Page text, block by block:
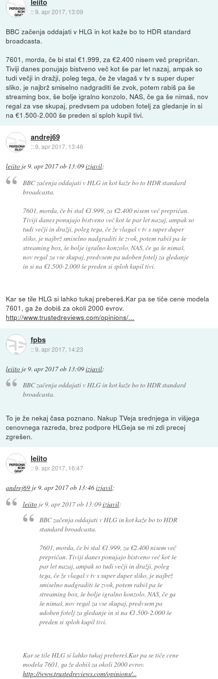
::9. apr 2017, 13:09
BBC začenja oddajati v HLG in kot kaže bo to HDR standard
broadcasta.
7601, morda, če bi stal €1.999, za €2.400 nisem več prepričan.
Tiviji danes ponujajo bistveno več kot še par let nazaj, ampak so
tudi večji in dražji, poleg tega, če že vlagaš v tv s super duper
sliko, je najbrž smiselno nadgraditi še zvok, potem rabiš pa še
streaming box, še bolje igralno konzolo, NAS, če ga še nimaš, nov
regal za vse skupaj, predvsem pa udoben fotelj za gledanje in si
na €1.500-2.000 še preden si sploh kupil tivi.
andrej69
::9. apr 2017, 13:46
leiito je9. apr 2017 ob 13:09izjavil:
BBC začenja oddajati v HLG in kot kaže bo to HDR standard
broadcasta.
7601, morda, če bi stal €1.999, za €2.400 nisem več prepričan.
Tiviji danes ponujajo bistveno več kot še par let nazaj, ampak so
tudi večji in dražji, poleg tega, če že vlagaš v tv s super duper
sliko, je najbrž smiselno nadgraditi še zvok, potem rabiš pa še
streaming box, še bolje igralno konzolo, NAS, če ga še nimaš,
nov regal za vse skupaj, predvsem pa udoben fotelj za gledanje
in si na €1.500-2.000 še preden si sploh kupil tivi.
Kar se tile HLG si lahko tukaj prebereš.Kar pa se tiče cene modela
7601, ga že dobiš za okoli 2000 evrov.
http://www.trustedreviews.com/opinions/...
fpbs
::9. apr 2017, 14:23
leiito je 9. apr 2017 ob 13:09izjavil:
BBC začenja oddajati v HLG in kot kaže bo to HDR standard
broadcasta.
To je že nekaj časa poznano. Nakup TVeja srednjega in višjega
cenovnega razreda, brez podpore HLGeja se mi zdi precej
zgrešen.
leiito
::9. apr 2017, 16:47
andrej69 je9. apr 2017 ob 13:46izjavil:
leiitoje 9. apr 2017 ob 13:09izjavil:
BBC začenja oddajati v HLG in kot kaže bo to HDR
standard broadcasta.
7601, morda, če bi stal €1.999, za €2.400 nisem več
prepričan. Tiviji danes ponujajo bistveno več kot še
par let nazaj, ampak so tudi večji in dražji, poleg
tega, če že vlagaš v tv s super duper sliko, je najbrž
smiselno nadgraditi še zvok, potem rabiš pa še
streaming box, še bolje igralno konzolo, NAS, če ga
še nimaš, nov regal za vse skupaj, predvsem pa
udoben fotelj za gledanje in si na €1.500-2.000 še
preden si sploh kupil tivi.
Kar se tile HLG si lahko tukaj prebereš.Kar pa se tiče cene
modela 7601, ga že dobiš za okoli 2000 evrov.
http://www.trustedreviews.com/opinions/...